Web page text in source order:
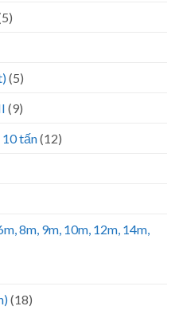
(5)
(9)
tấn(12)
8m, 9m, 10m, 12m, 14m,
(18)